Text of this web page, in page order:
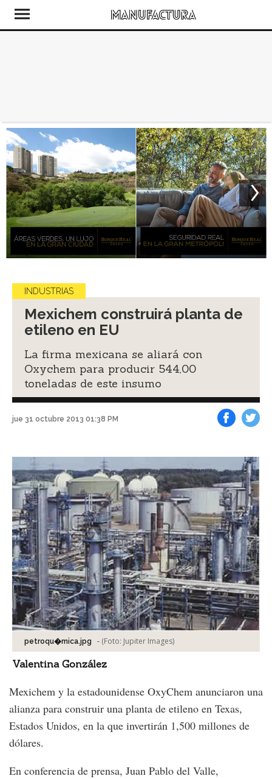
INDUSTRIAS
Mexichem construirá planta de
etileno en EU
La firma mexicana se aliará con
Oxychem para producir 544,00
toneladas de este insumo
jue 31 octubre 2013 01:38 PM
petroqu�mica.jpg - (Foto: Jupiter Images)
Valentina González
Mexichem y la estadounidense OxyChem anunciaron una
alianza para construir una planta de etileno en Texas,
Estados Unidos, en la que invertirán 1,500 millones de
dólares.
En conferencia de prensa, Juan Pablo del Valle,